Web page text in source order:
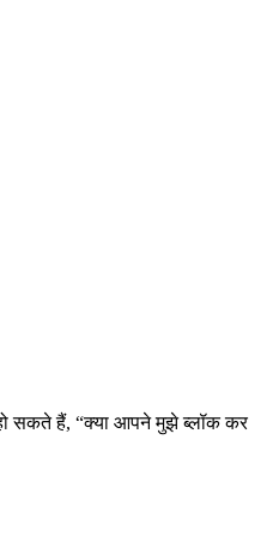
सकते हैं, “क्या आपने मुझे ब्लॉक कर